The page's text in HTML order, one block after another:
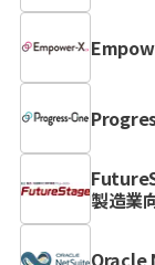
製造業